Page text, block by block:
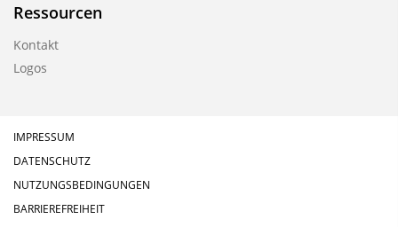
Ressourcen
Kontakt
Logos
IMPRESSUM
DATENSCHUTZ
NUTZUNGSBEDINGUNGEN
BARRIEREFREIHEIT